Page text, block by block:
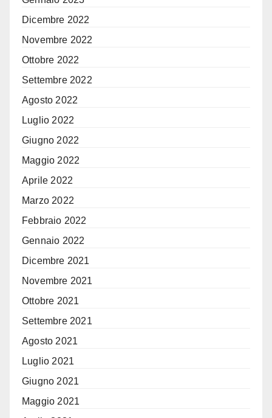
Dicembre 2022
Novembre 2022
Ottobre 2022
Settembre 2022
Agosto 2022
Luglio 2022
Giugno 2022
Maggio 2022
Aprile 2022
Marzo 2022
Febbraio 2022
Gennaio 2022
Dicembre 2021
Novembre 2021
Ottobre 2021
Settembre 2021
Agosto 2021
Luglio 2021
Giugno 2021
Maggio 2021